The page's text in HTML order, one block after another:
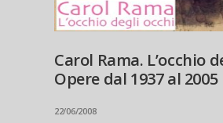
Carol Rama. L’occhio
Opere dal 1937 al 2005
22/06/2008